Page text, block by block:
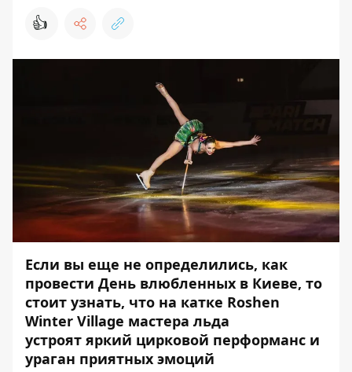
👍
Если вы еще не определились, как
провести День влюбленных в Киеве, то
стоит узнать, что на катке Roshen
Winter Village мастера льда
устроят яркий цирковой перформанс и
ураган приятных эмоций